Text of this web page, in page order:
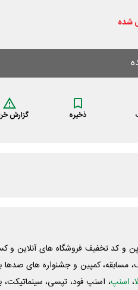
شده
ذخیره گزارش
و کد تخفیف فروشگاه های آنلاین و
کمپین و جشنواره های صدها
، اسنپ، اسنپ فود، تپسی، سینماتیکت،